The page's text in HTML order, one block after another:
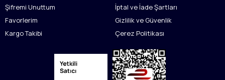
Şifremi Unuttum
Favorlerim
Kargo Takibi
İptal ve İade Şartları
Gizlilik ve Güvenlik
Çerez Politikası